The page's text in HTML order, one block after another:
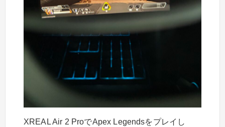
XREAL Air 2 ProでApex Legendsをプレイし